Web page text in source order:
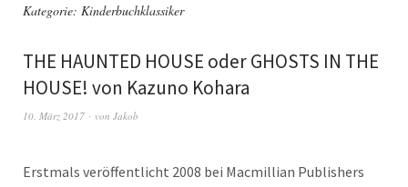
Kategorie: Kinderbuchklassiker
THE HAUNTED HOUSE oder GHOSTS IN THE
HOUSE! von Kazuno Kohara
10. März 2017 von Jakob
Erstmals veröffentlicht 2008 bei Macmillian Publishers